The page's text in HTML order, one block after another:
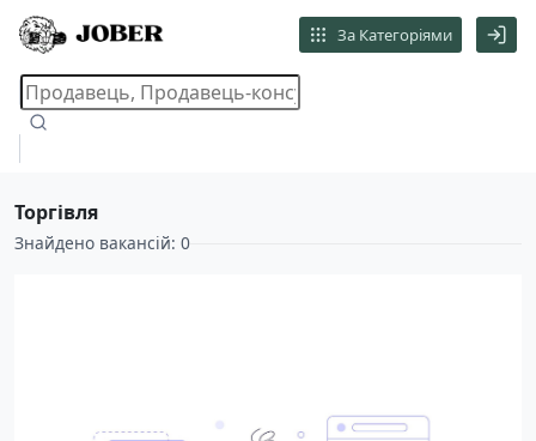
За Категоріями
Торгівля
Знайдено вакансій: 0